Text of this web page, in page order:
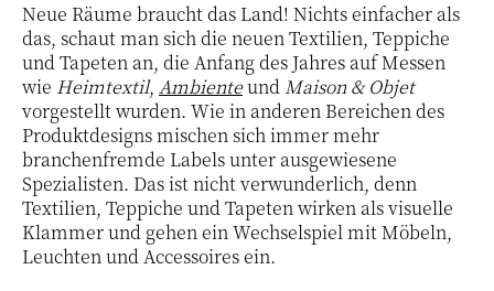
Neue Räume braucht das Land! Nichts einfacher als
das, schaut man sich die neuen Textilien, Teppiche
und Tapeten an, die Anfang des Jahres auf Messen
wie Heimtextil, AmbienteundMaison & Objet
vorgestellt wurden. Wie in anderen Bereichen des
Produktdesigns mischen sich immer mehr
branchenfremde Labels unter ausgewiesene
Spezialisten. Das ist nicht verwunderlich, denn
Textilien, Teppiche und Tapeten wirken als visuelle
Klammer und gehen ein Wechselspiel mit Möbeln,
Leuchten und Accessoires ein.